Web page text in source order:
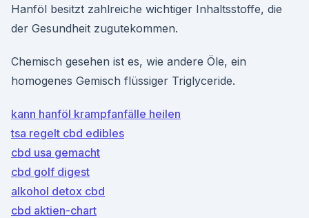
Hanföl besitzt zahlreiche wichtiger Inhaltsstoffe, die
der Gesundheit zugutekommen.
Chemisch gesehen ist es, wie andere Öle, ein
homogenes Gemisch flüssiger Triglyceride.
kann hanföl krampfanfälle heilen
tsa regelt cbd edibles
cbd usa gemacht
cbd golf digest
alkohol detox cbd
cbd aktien-chart